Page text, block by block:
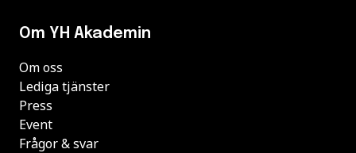
Om YH Akademin
Om oss
Lediga tjänster
Press
Event
Frågor & svar